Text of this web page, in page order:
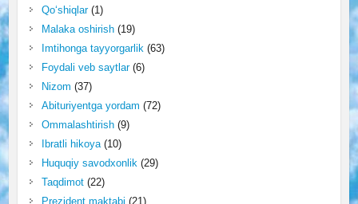
Qo‘shiqlar(1)
Malaka oshirish(19)
Imtihonga tayyorgarlik(63)
Foydali veb saytlar(6)
Nizom (37)
Abituriyentga yordam (72)
Ommalashtirish(9)
Ibratli hikoya(10)
Huquqiy savodxonlik(29)
Taqdimot(22)
Prezident maktabi (21)